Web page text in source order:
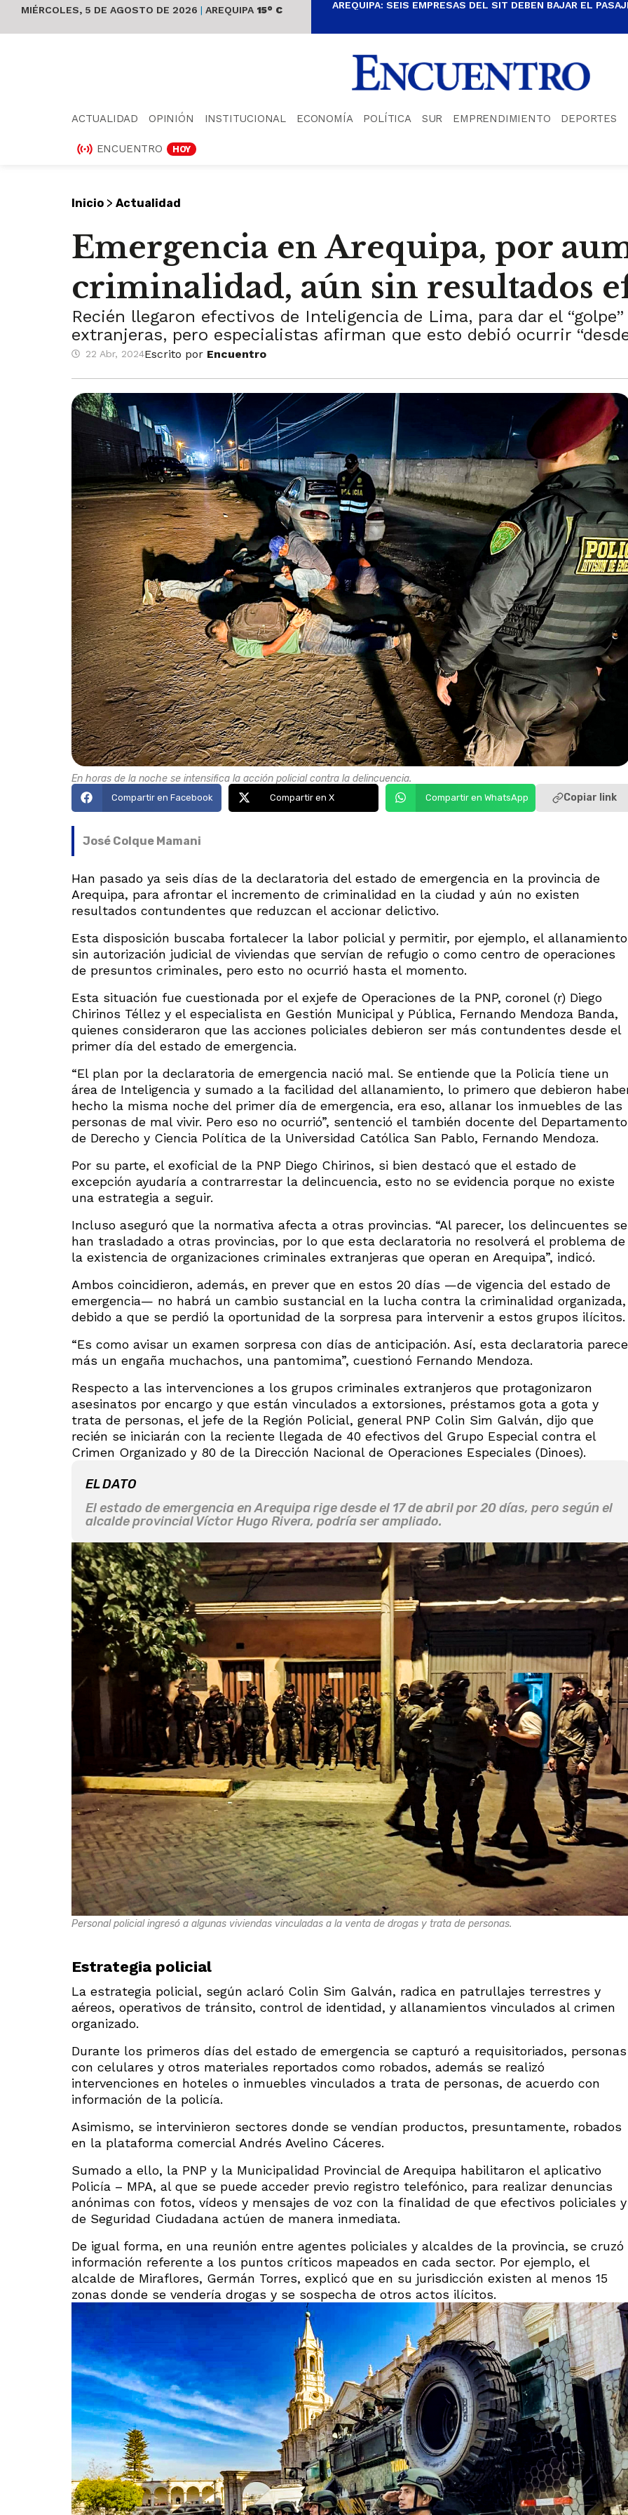
MIÉRCOLES, 5 DE AGOSTO DE 2026 | AREQUIPA 15° C AREQUIPA: SEIS EMPRESAS DEL SIT DEBEN BAJAR EL
ACTUALIDAD OPINIÓN INSTITUCIONAL ECONOMÍA POLÍTICA SUR EMPRENDIMIENTO DEPORTES
ENCUENTRO HOY
Inicio > Actualidad
Emergencia en Arequipa, por
criminalidad, aún sin resultados
Recién llegaron efectivos de Inteligencia de Lima, para dar el
extranjeras, pero especialistas afirman que esto debió ocurrir “desde
22 Abr, 2024Escrito por Encuentro
En horas de la noche se intensifica la acción policial contra la delincuencia.
Compartir en Facebook Compartir en X Compartir en WhatsApp Copiar link
José Colque Mamani
Han pasado ya seis días de la declaratoria del estado de emergencia en la provincia de
Arequipa, para afrontar el incremento de criminalidad en la ciudad y aún no existen
resultados contundentes que reduzcan el accionar delictivo.
Esta disposición buscaba fortalecer la labor policial y permitir, por ejemplo, el allanamiento
sin autorización judicial de viviendas que servían de refugio o como centro de operaciones
de presuntos criminales, pero esto no ocurrió hasta el momento.
Esta situación fue cuestionada por el exjefe de Operaciones de la PNP, coronel (r) Diego
Chirinos Téllez y el especialista en Gestión Municipal y Pública, Fernando Mendoza Banda,
quienes consideraron que las acciones policiales debieron ser más contundentes desde el
primer día del estado de emergencia.
“El plan por la declaratoria de emergencia nació mal. Se entiende que la Policía tiene un
área de Inteligencia y sumado a la facilidad del allanamiento, lo primero que debieron
hecho la misma noche del primer día de emergencia, era eso, allanar los inmuebles de las
personas de mal vivir. Pero eso no ocurrió”, sentenció el también docente del Departamento
de Derecho y Ciencia Política de la Universidad Católica San Pablo, Fernando Mendoza.
Por su parte, el exoficial de la PNP Diego Chirinos, si bien destacó que el estado de
excepción ayudaría a contrarrestar la delincuencia, esto no se evidencia porque no existe
una estrategia a seguir.
Incluso aseguró que la normativa afecta a otras provincias. “Al parecer, los delincuentes se
han trasladado a otras provincias, por lo que esta declaratoria no resolverá el problema de
la existencia de organizaciones criminales extranjeras que operan en Arequipa”, indicó.
Ambos coincidieron, además, en prever que en estos 20 días —de vigencia del estado de
emergencia— no habrá un cambio sustancial en la lucha contra la criminalidad organizada,
debido a que se perdió la oportunidad de la sorpresa para intervenir a estos grupos ilícitos.
“Es como avisar un examen sorpresa con días de anticipación. Así, esta declaratoria parece
más un engaña muchachos, una pantomima”, cuestionó Fernando Mendoza.
Respecto a las intervenciones a los grupos criminales extranjeros que protagonizaron
asesinatos por encargo y que están vinculados a extorsiones, préstamos gota a gota y
trata de personas, el jefe de la Región Policial, general PNP Colin Sim Galván, dijo que
recién se iniciarán con la reciente llegada de 40 efectivos del Grupo Especial contra el
Crimen Organizado y 80 de la Dirección Nacional de Operaciones Especiales (Dinoes).
EL DATO
El estado de emergencia en Arequipa rige desde el 17 de abril por 20 días, pero según el
alcalde provincial Víctor Hugo Rivera, podría ser ampliado.
Personal policial ingresó a algunas viviendas vinculadas a la venta de drogas y trata de personas.
Estrategia policial
La estrategia policial, según aclaró Colin Sim Galván, radica en patrullajes terrestres y
aéreos, operativos de tránsito, control de identidad, y allanamientos vinculados al crimen
organizado.
Durante los primeros días del estado de emergencia se capturó a requisitoriados, personas
con celulares y otros materiales reportados como robados, además se realizó
intervenciones en hoteles o inmuebles vinculados a trata de personas, de acuerdo con
información de la policía.
Asimismo, se intervinieron sectores donde se vendían productos, presuntamente, robados
en la plataforma comercial Andrés Avelino Cáceres.
Sumado a ello, la PNP y la Municipalidad Provincial de Arequipa habilitaron el aplicativo
Policía – MPA, al que se puede acceder previo registro telefónico, para realizar denuncias
anónimas con fotos, vídeos y mensajes de voz con la finalidad de que efectivos policiales y
de Seguridad Ciudadana actúen de manera inmediata.
De igual forma, en una reunión entre agentes policiales y alcaldes de la provincia, se cruzó
información referente a los puntos críticos mapeados en cada sector. Por ejemplo, el
alcalde de Miraflores, Germán Torres, explicó que en su jurisdicción existen al menos 15
zonas donde se vendería drogas y se sospecha de otros actos ilícitos.